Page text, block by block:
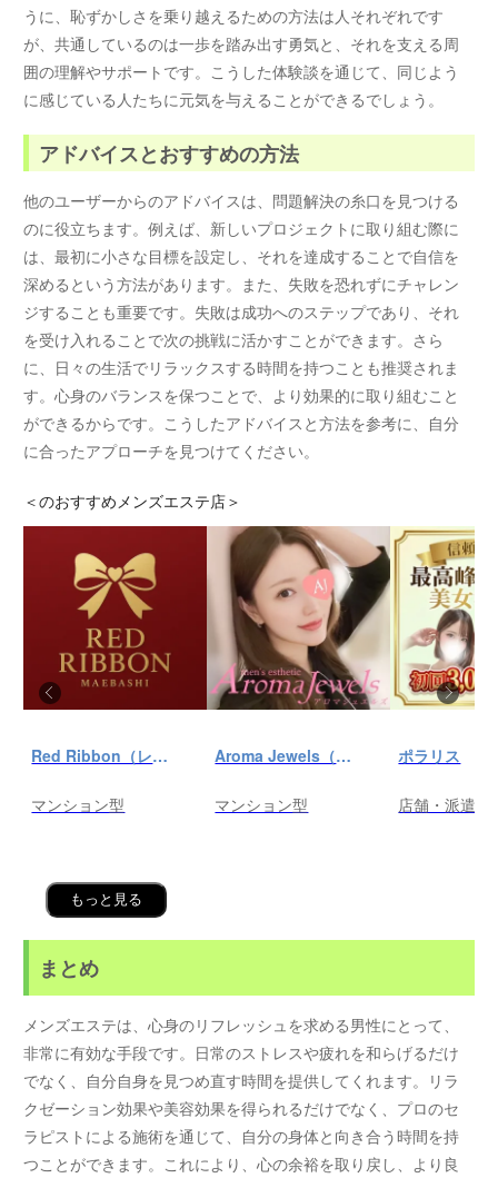
うに、恥ずかしさを乗り越えるための方法は人それぞれです
が、共通しているのは一歩を踏み出す勇気と、それを支える周
囲の理解やサポートです。こうした体験談を通じて、同じよう
に感じている人たちに元気を与えることができるでしょう。
アドバイスとおすすめの方法
他のユーザーからのアドバイスは、問題解決の糸口を見つける
のに役立ちます。例えば、新しいプロジェクトに取り組む際に
は、最初に小さな目標を設定し、それを達成することで自信を
深めるという方法があります。また、失敗を恐れずにチャレン
ジすることも重要です。失敗は成功へのステップであり、それ
を受け入れることで次の挑戦に活かすことができます。さら
に、日々の生活でリラックスする時間を持つことも推奨されま
す。心身のバランスを保つことで、より効果的に取り組むこと
ができるからです。こうしたアドバイスと方法を参考に、自分
に合ったアプローチを見つけてください。
＜のおすすめメンズエステ店＞
Red Ribbon（レッドリボン）前橋
マンション型
Aroma Jewels（アロマ ジュエルズ）秋葉原ルーム
マンション型
ポラリス
店舗・派遣
もっと見る
まとめ
メンズエステは、心身のリフレッシュを求める男性にとって、
非常に有効な手段です。日常のストレスや疲れを和らげるだけ
でなく、自分自身を見つめ直す時間を提供してくれます。リラ
クゼーション効果や美容効果を得られるだけでなく、プロのセ
ラピストによる施術を通じて、自分の身体と向き合う時間を持
つことができます。これにより、心の余裕を取り戻し、より良